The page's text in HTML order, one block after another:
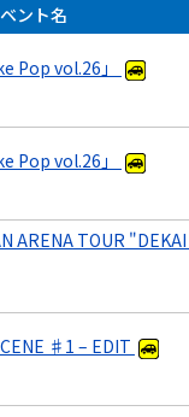
ント名
Pop vol.26」
Pop vol.26」
ARENA TOUR
♯1 – EDIT